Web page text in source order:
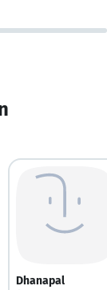
Dhanapal